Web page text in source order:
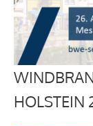
HOLSTEIN